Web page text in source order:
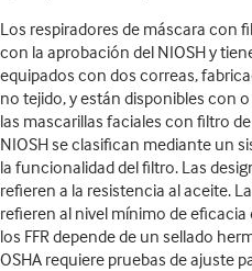
Los respiradores de máscara con
con la aprobación del NIOSH y
equipados con dos correas,
no tejido, y están disponibles con
las mascarillas faciales con filtro
NIOSH se clasifican mediante un
la funcionalidad del filtro. Las
refieren a la resistencia al aceite.
refieren al nivel mínimo de
los FFR depende de un sellado
OSHA requiere pruebas de ajuste